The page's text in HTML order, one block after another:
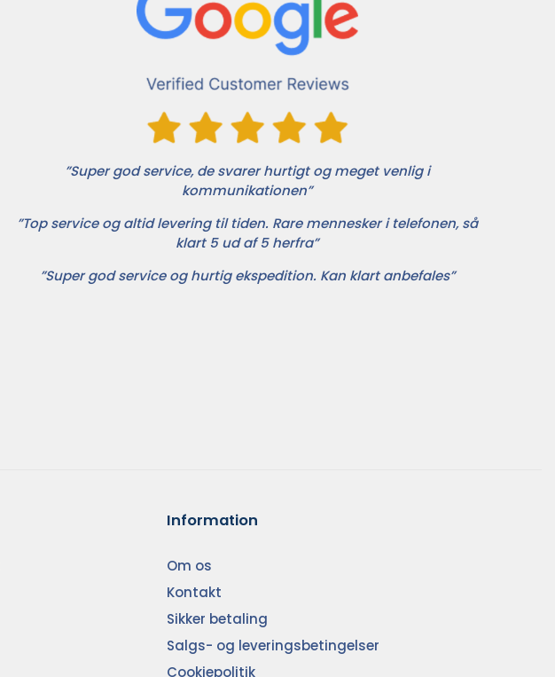
”Super god service, de svarer hurtigt og meget venlig i
kommunikationen”
”Top service og altid levering til tiden. Rare mennesker i telefonen, så
klart 5 ud af 5 herfra”
”Super god service og hurtig ekspedition. Kan klart anbefales”
Information
Om os
Kontakt
Sikker betaling
Salgs- og leveringsbetingelser
Cookiepolitik